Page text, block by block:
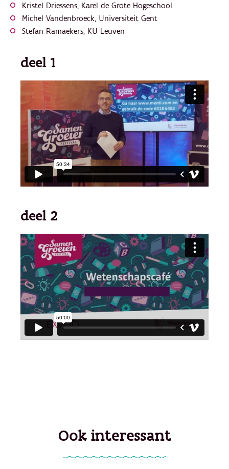
Kristel Driessens, Karel de Grote Hogeschool
Michel Vandenbroeck, Universiteit Gent
Stefan Ramaekers, KU Leuven
deel 1
deel 2
Ook interessant